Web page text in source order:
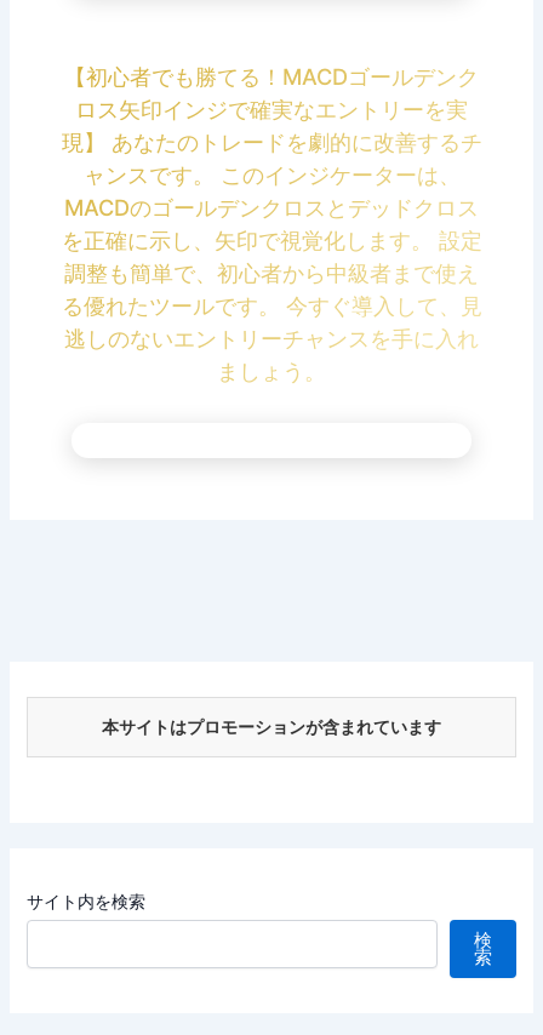
【初心者でも勝てる！MACDゴールデンク
ロス矢印インジで確実なエントリーを実
現】 あなたのトレードを劇的に改善するチ
ャンスです。 このインジケーターは、
MACDのゴールデンクロスとデッドクロス
を正確に示し、矢印で視覚化します。 設定
調整も簡単で、初心者から中級者まで使え
る優れたツールです。 今すぐ導入して、見
逃しのないエントリーチャンスを手に入れ
ましょう。
本サイトはプロモーションが含まれています
サイト内を検索
検
索